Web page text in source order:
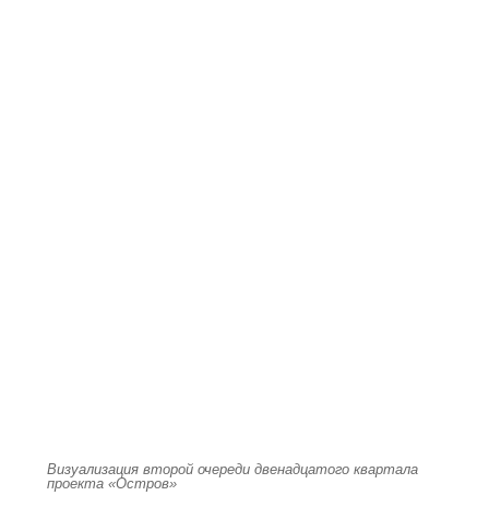
Визуализация второй очереди двенадцатого квартала
проекта «Остров»